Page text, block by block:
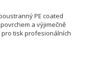
PE coated
a výjimečně
tisk profesionálních